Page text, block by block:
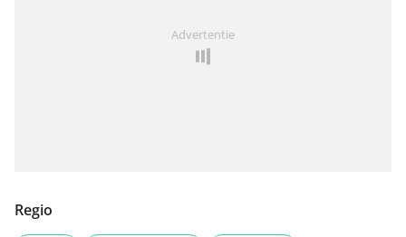
Advertentie
Regio